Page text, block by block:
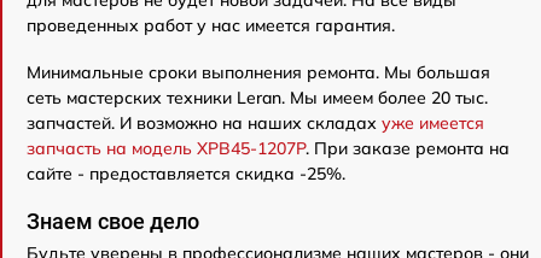
проведенных работ у нас имеется гарантия.
Минимальные сроки выполнения ремонта. Мы большая
сеть мастерских техники Leran. Мы имеем более 20 тыс.
запчастей. И возможно на наших складах уже имеется
запчасть на модель XPB45-1207P. При заказе ремонта на
сайте - предоставляется скидка -25%.
Знаем свое дело
Будьте уверены в профессионализме наших мастеров - они